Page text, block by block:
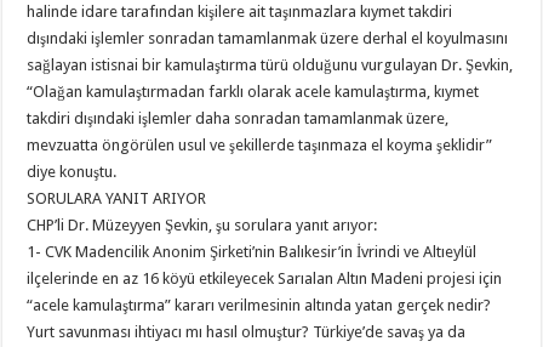
halinde idare tarafından kişilere ait taşınmazlara kıymet takdiri
dışındaki işlemler sonradan tamamlanmak üzere derhal el koyulmasını
sağlayan istisnai bir kamulaştırma türü olduğunu vurgulayan Dr. Şevkin,
“Olağan kamulaştırmadan farklı olarak acele kamulaştırma, kıymet
takdiri dışındaki işlemler daha sonradan tamamlanmak üzere,
mevzuatta öngörülen usul ve şekillerde taşınmaza el koyma şeklidir”
diye konuştu.
SORULARA YANIT ARIYOR
CHP’li Dr. Müzeyyen Şevkin, şu sorulara yanıt arıyor:
1- CVK Madencilik Anonim Şirketi’nin Balıkesir’in İvrindi ve Altıeylül
ilçelerinde en az 16 köyü etkileyecek Sarıalan Altın Madeni projesi için
“acele kamulaştırma” kararı verilmesinin altında yatan gerçek nedir?
Yurt savunması ihtiyacı mı hasıl olmuştur? Türkiye’de savaş ya da